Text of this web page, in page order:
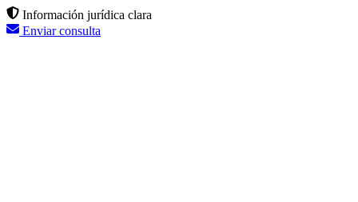
Información jurídica clara
Enviar consulta